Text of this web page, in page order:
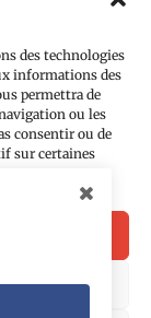
des technologies
informations des
permettra de
ou les
consentir ou de
sur certaines
jeudis